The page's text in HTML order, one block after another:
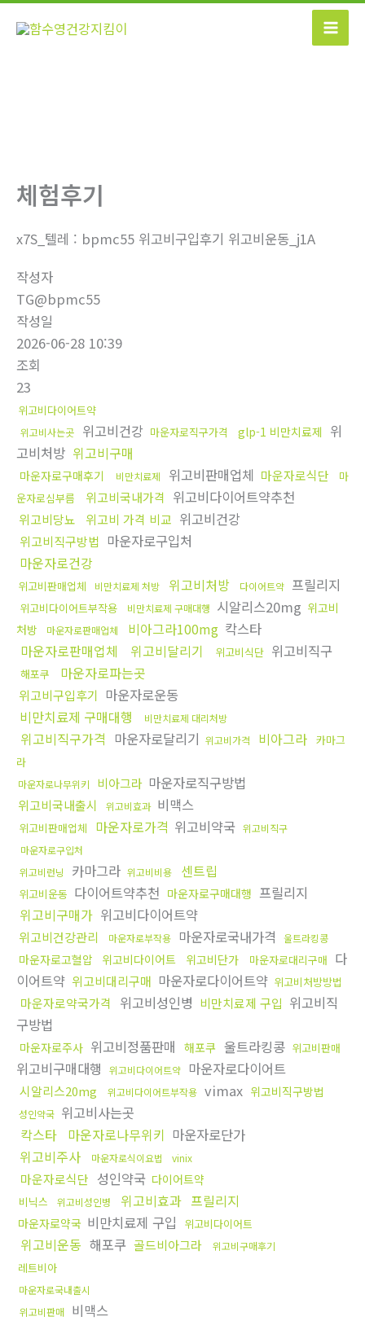
콘
체험후기
x7S_텔레 : bpmc55 위고비구입후기 위고비운동_j1A
작성자
TG@bpmc55
작성일
2026-06-28 10:39
조회
23
위고비다이어트약
위고비사는곳 위고비건강 마운자로직구가격 glp-1 비만치료제 위
고비처방 위고비구매
마운자로구매후기 비만치료제 위고비판매업체 마운자로식단
마
운자로심부름
위고비국내가격 위고비다이어트약추천
위고비당뇨 위고비 가격 비교 위고비건강
위고비직구방법 마운자로구입처
마운자로건강
위고비판매업체 비만치료제 처방 위고비처방 다이어트약 프릴리지
위고비다이어트부작용 비만치료제 구매대행 시알리스20mg 위고비
처방
마운자로판매업체 비아그라100mg 칵스타
마운자로판매업체
위고비달리기 위고비식단 위고비직구
해포쿠 마운자로파는곳
위고비구입후기 마운자로운동
비만치료제 구매대행
비만치료제 대리처방
위고비직구가격 마운자로달리기 위고비가격 비아그라 카마그
라
마운자로나무위키 비아그라 마운자로직구방법
위고비국내출시 위고비효과 비맥스
위고비판매업체 마운자로가격 위고비약국 위고비직구
마운자로구입처
위고비런닝
카마그라 위고비비용 센트립
위고비운동 다이어트약추천 마운자로구매대행 프릴리지
위고비구매가 위고비다이어트약
위고비건강관리 마운자로부작용 마운자로국내가격 울트라킹콩
마운자로고혈압 위고비다이어트 위고비단가 마운자로대리구매 다
이어트약 위고비대리구매 마운자로다이어트약 위고비처방방법
마운자로약국가격 위고비성인병 비만치료제 구입 위고비직
구방법
마운자로주사 위고비정품판매 해포쿠 울트라킹콩 위고비판매
위고비구매대행 위고비다이어트약 마운자로다이어트
시알리스20mg 위고비다이어트부작용 vimax 위고비직구방법
성인약국 위고비사는곳
칵스타 마운자로나무위키 마운자로단가
위고비주사
마운자로식이요법 vinix
마운자로식단 성인약국 다이어트약
비닉스 위고비성인병 위고비효과 프릴리지
마운자로약국 비만치료제 구입 위고비다이어트
위고비운동 해포쿠 골드비아그라 위고비구매후기
레트비아
마운자로국내출시
위고비판매 비맥스